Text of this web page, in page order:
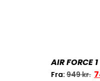
AIR FORCE
Fra: 949kr.